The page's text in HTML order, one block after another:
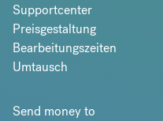
Supportcenter
Preisgestaltung
Bearbeitungszeiten
Umtausch
Send money to